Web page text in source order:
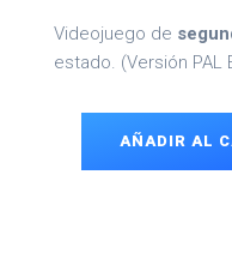
Videojuego de
estado. (Versión PAL
AÑADIR AL